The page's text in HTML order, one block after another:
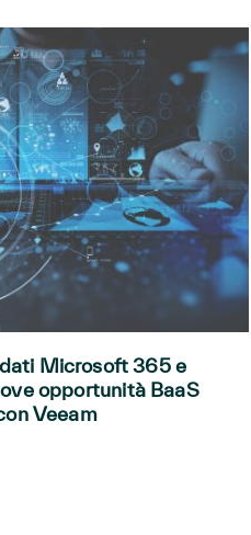
Microsoft 365 e
opportunità BaaS
Veeam